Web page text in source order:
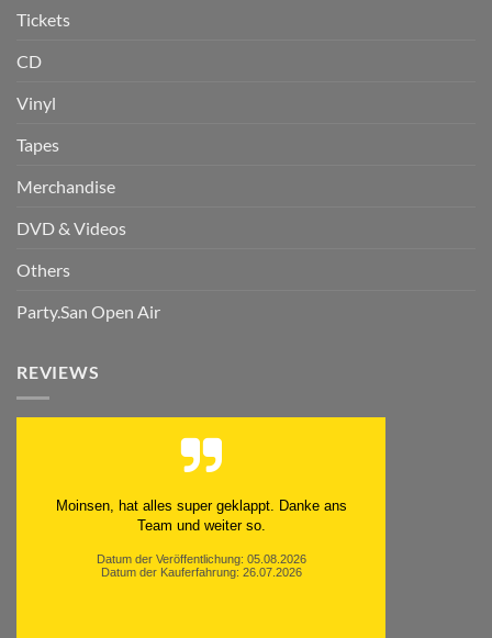
Tickets
CD
Vinyl
Tapes
Merchandise
DVD & Videos
Others
Party.San Open Air
REVIEWS
Moinsen, hat alles super geklappt. Danke ans
Team und weiter so.
Datum der Veröffentlichung: 05.08.2026
Datum der Kauferfahrung: 26.07.2026